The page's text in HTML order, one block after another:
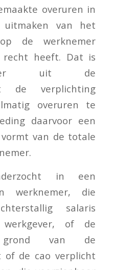
overuren in
uitmaken van het
de werknemer
recht heeft. Dat is
uit de
de verplichting
overuren te
daarvoor een
van de totale
in een
werknemer, die
salaris
of de
van de
of de cao verplicht